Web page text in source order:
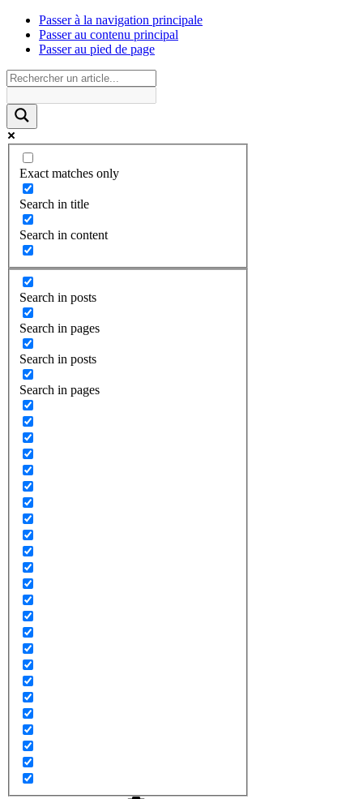
Passer à la navigation principale
Passer au contenu principal
Passer au pied de page
Exact matches only
Search in title
Search in content
Search in posts
Search in pages
Search in posts
Search in pages